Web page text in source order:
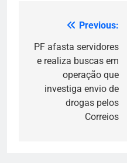
Navegação
de
Previous:
PF afasta servidores
e realiza buscas em
operação que
investiga envio de
drogas pelos
Correios